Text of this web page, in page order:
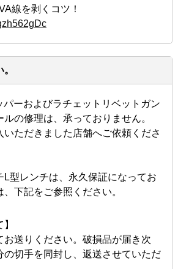
線を剥くコツ！
パーおよびラチェットリベットガン
の修理は、承っておりません。
ただきました店舗へご依頼くださ
L型レンチは、永久保証になってお
下記をご参照ください。
お送りください。破損品が届き次
の切手を同封し、返送させていただ